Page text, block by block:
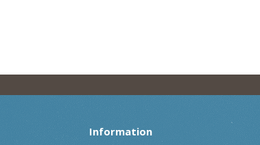
Information